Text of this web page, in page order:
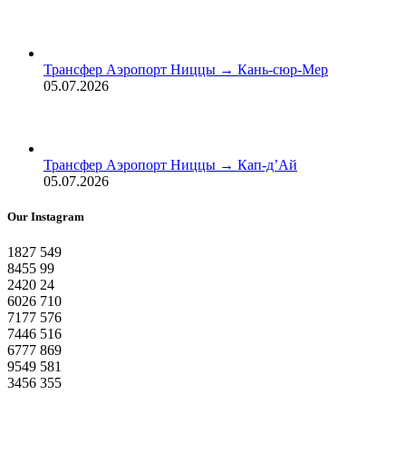
Трансфер Аэропорт Ниццы → Кань-сюр-Мер
05.07.2026
Трансфер Аэропорт Ниццы → Кап-д’Ай
05.07.2026
Our Instagram
1827 549
8455 99
2420 24
6026 710
7177 576
7446 516
6777 869
9549 581
3456 355